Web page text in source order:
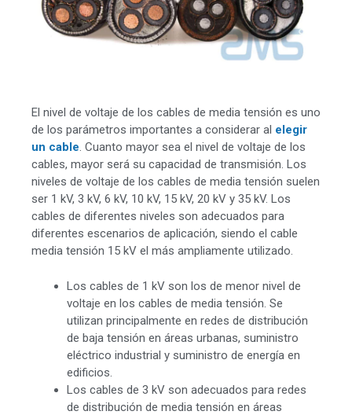
El nivel de voltaje de los cables de media tensión es uno
de los parámetros importantes a considerar al elegir
un cable. Cuanto mayor sea el nivel de voltaje de los
cables, mayor será su capacidad de transmisión. Los
niveles de voltaje de los cables de media tensión suelen
ser 1 kV, 3 kV, 6 kV, 10 kV, 15 kV, 20 kV y 35 kV. Los
cables de diferentes niveles son adecuados para
diferentes escenarios de aplicación, siendo el cable
media tensión 15 kV el más ampliamente utilizado.
Los cables de 1 kV son los de menor nivel de
voltaje en los cables de media tensión. Se
utilizan principalmente en redes de distribución
de baja tensión en áreas urbanas, suministro
eléctrico industrial y suministro de energía en
edificios.
Los cables de 3 kV son adecuados para redes
de distribución de media tensión en áreas